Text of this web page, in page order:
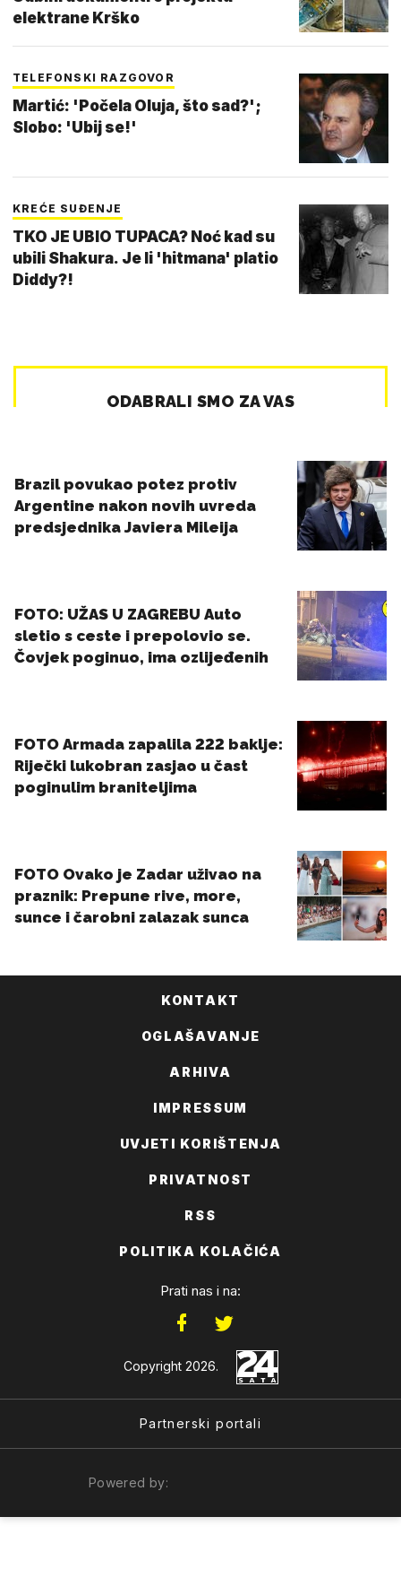
elektrane Krško
TELEFONSKI RAZGOVOR
Martić: 'Počela Oluja, što sad?';
Slobo: 'Ubij se!'
KREĆE SUĐENJE
TKO JE UBIO TUPACA? Noć kad su
ubili Shakura. Je li 'hitmana' platio
Diddy?!
KONTAKT
OGLAŠAVANJE
ARHIVA
IMPRESSUM
UVJETI KORIŠTENJA
PRIVATNOST
RSS
POLITIKA KOLAČIĆA
Prati nas i na:
Copyright 2026.
Partnerski portali
Powered by: